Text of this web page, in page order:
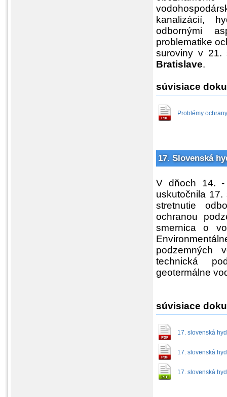
kanalizácií,
odbornými
problematike
suroviny v 21.
Bratislave.
súvisiace
Problémy
17. Slovenská
V dňoch 14. -
uskutočnila
stretnutie
ochranou
smernica o
podzemných
technická
geotermálne
súvisiace
17. slovenská
17. slovenská
17. slovenská